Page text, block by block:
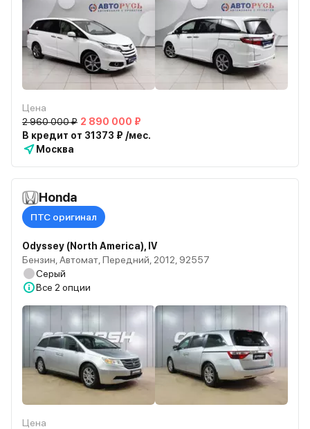
Цена
2 960 000 ₽ 2 890 000 ₽
В кредит от 31373 ₽ /мес.
Москва
Honda
ПТС оригинал
Odyssey (North America), IV
Бензин, Автомат, Передний, 2012, 92557
Серый
Все 2 опции
Цена